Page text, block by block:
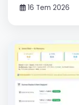
16 Tem 2026